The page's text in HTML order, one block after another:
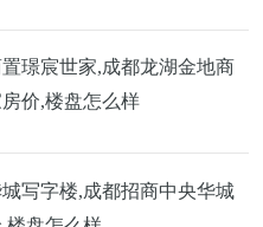
璟宸世家,成都龙湖金地商
价,楼盘怎么样
写字楼,成都招商中央华城